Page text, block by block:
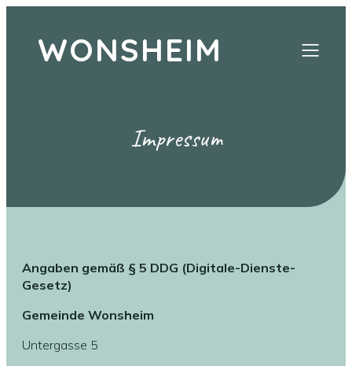
WONSHEIM
Impressum
Angaben gemäß § 5 DDG (Digitale-Dienste-
Gesetz)
Gemeinde Wonsheim
Untergasse 5